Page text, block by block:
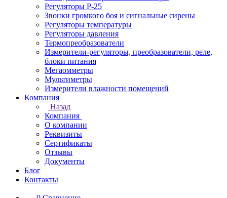
Регуляторы Р-25
Звонки громкого боя и сигнальные сирены
Регуляторы температуры
Регуляторы давления
Термопреобразователи
Измерители-регуляторы, преобразователи, реле,
блоки питания
Мегаомметры
Мультиметры
Измерители влажности помещений
Компания
Назад
Компания
О компании
Реквизиты
Сертификаты
Отзывы
Документы
Блог
Контакты